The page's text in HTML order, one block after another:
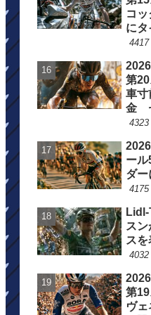
コ
にタ
第
車寸
金
一日
ール
ダー
ス
スを
第
ヴ